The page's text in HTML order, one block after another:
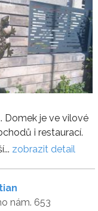
Domek je ve vilové
i restaurací.
zobrazit detail
nám. 653